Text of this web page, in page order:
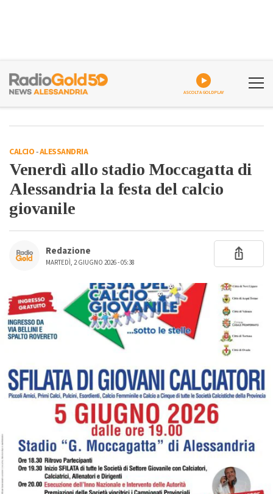
ASCOLTA GOLDPLAY
CALCIO-ALESSANDRIA
Venerdì allo stadio Moccagatta di
Alessandria la festa del calcio
giovanile
Redazione
MARTEDÌ, 2 GIUGNO 2026 - 05:38